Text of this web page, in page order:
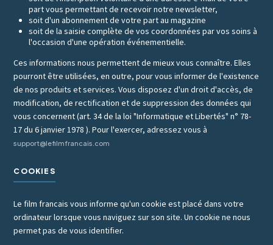
part vous permettant de recevoir notre newsletter,
soit d'un abonnement de votre part au magazine
soit de la saisie complète de vos coordonnées par vos soins à
l'occasion d'une opération événementielle.
Ces informations nous permettent de mieux vous connaître. Elles
pourront être utilisées, en outre, pour vous informer de l'existence
de nos produits et services. Vous disposez d'un droit d'accès, de
modification, de rectification et de suppression des données qui
vous concernent (art. 34 de la loi "Informatique et Libertés" n° 78-
17 du 6 janvier 1978 ). Pour l'exercer, adressez vous à
support@lefilmfrancais.com
COOKIES
Le film francais vous informe qu'un cookie est placé dans votre
ordinateur lorsque vous naviguez sur son site. Un cookie ne nous
permet pas de vous identifier.